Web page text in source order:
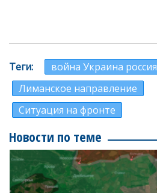
Теги
война Украина россия
Лиманское направление
Ситуация на фронте
Новости по теме